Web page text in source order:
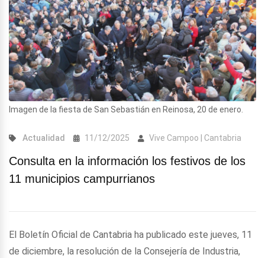
Imagen de la fiesta de San Sebastián en Reinosa, 20 de enero.
Actualidad 11/12/2025 Vive Campoo | Cantabria
Consulta en la información los festivos de los
11 municipios campurrianos
El Boletín Oficial de Cantabria ha publicado este jueves, 11
de diciembre, la resolución de la Consejería de Industria,